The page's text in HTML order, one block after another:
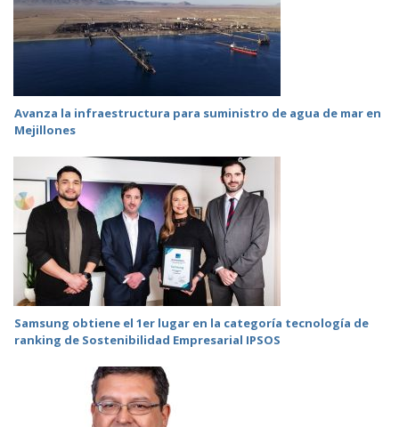
Avanza la infraestructura para suministro de agua de mar en
Mejillones
Samsung obtiene el 1er lugar en la categoría tecnología de
ranking de Sostenibilidad Empresarial IPSOS